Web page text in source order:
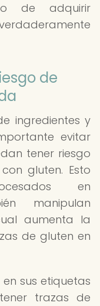
o de adquirir
de
ingredientes y
evitar
tener riesgo
gluten. Esto
en
manipulan
aumenta la
de gluten en
sus etiquetas
trazas de